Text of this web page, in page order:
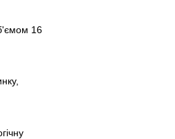
16